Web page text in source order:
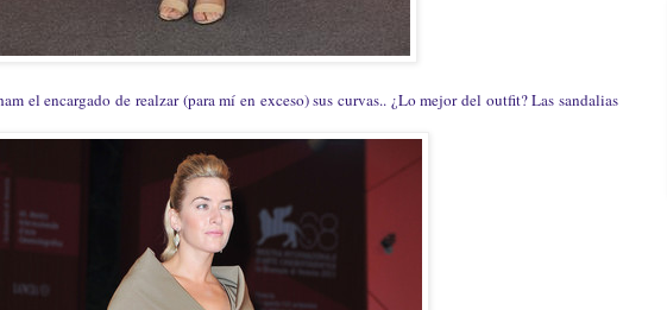
el encargado de realzar (para mí en exceso) sus curvas.. ¿Lo mejor del outfit? Las sandalias